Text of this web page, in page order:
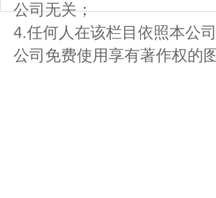
公司无关；
4.任何人在该栏目依照本公
公司免费使用享有著作权的